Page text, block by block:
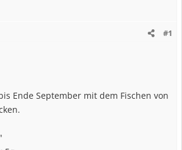
#1
Ende September mit dem Fischen von